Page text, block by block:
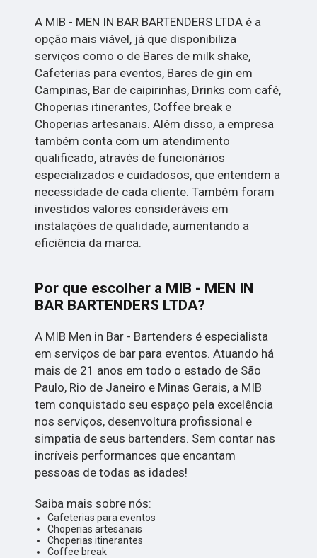
A MIB - MEN IN BAR BARTENDERS LTDA é a
opção mais viável, já que disponibiliza
serviços como o de Bares de milk shake,
Cafeterias para eventos, Bares de gin em
Campinas, Bar de caipirinhas, Drinks com café,
Choperias itinerantes, Coffee break e
Choperias artesanais. Além disso, a empresa
também conta com um atendimento
qualificado, através de funcionários
especializados e cuidadosos, que entendem a
necessidade de cada cliente. Também foram
investidos valores consideráveis em
instalações de qualidade, aumentando a
eficiência da marca.
Por que escolher a MIB - MEN IN
BAR BARTENDERS LTDA?
A MIB Men in Bar - Bartenders é especialista
em serviços de bar para eventos. Atuando há
mais de 21 anos em todo o estado de São
Paulo, Rio de Janeiro e Minas Gerais, a MIB
tem conquistado seu espaço pela excelência
nos serviços, desenvoltura profissional e
simpatia de seus bartenders. Sem contar nas
incríveis performances que encantam
pessoas de todas as idades!
Saiba mais sobre nós:
Cafeterias para eventos
Choperias artesanais
Choperias itinerantes
Coffee break